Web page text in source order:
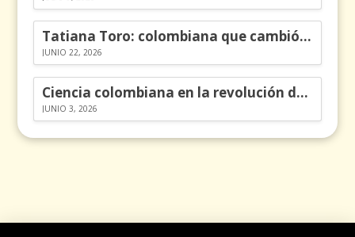
Tatiana Toro: colombiana que cambió la historia de las matemáticas
JUNIO 22, 2026
Ciencia colombiana en la revolución de los órganos en chips
JUNIO 3, 2026